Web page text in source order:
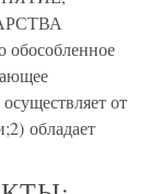
обособленное
от
обладает